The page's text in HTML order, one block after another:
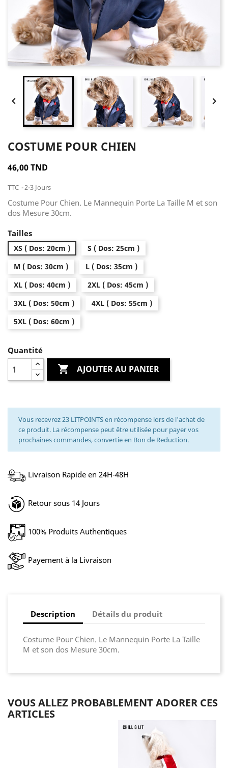
 
COSTUME POUR CHIEN
46,00 TND
TTC 2-3 Jours
Costume Pour Chien. Le Mannequin Porte La Taille M et son
dos Mesure 30cm.
Tailles
XS ( Dos: 20cm )
S ( Dos: 25cm )
M ( Dos: 30cm )
L ( Dos: 35cm )
XL ( Dos: 40cm )
2XL ( Dos: 45cm )
3XL ( Dos: 50cm )
4XL ( Dos: 55cm )
5XL ( Dos: 60cm )
Quantité
 AJOUTER AU PANIER
Vous recevrez 23 LITPOINTS en récompense lors de l'achat de
ce produit. La récompense peut être utilisée pour payer vos
prochaines commandes, convertie en Bon de Reduction.
Livraison Rapide en 24H-48H
Retour sous 14 Jours
100% Produits Authentiques
Payement à la Livraison
Description Détails du produit
Costume Pour Chien. Le Mannequin Porte La Taille
M et son dos Mesure 30cm.
VOUS ALLEZ PROBABLEMENT ADORER CES
ARTICLES